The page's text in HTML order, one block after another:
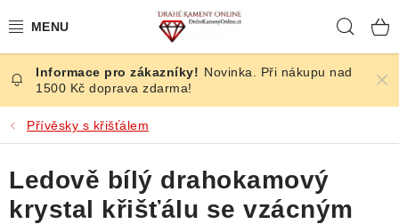
na
ČESKÉ KAMENY
ŠPERKY
KAMENY ZE SVĚTA
BROUŠENÉ
Novinka. Při nákupu nad
1500 Kč doprava zdarma!
Přívěsky s křišťálem
Ledově bílý drahokamový
krystal křišťálu se vzácným